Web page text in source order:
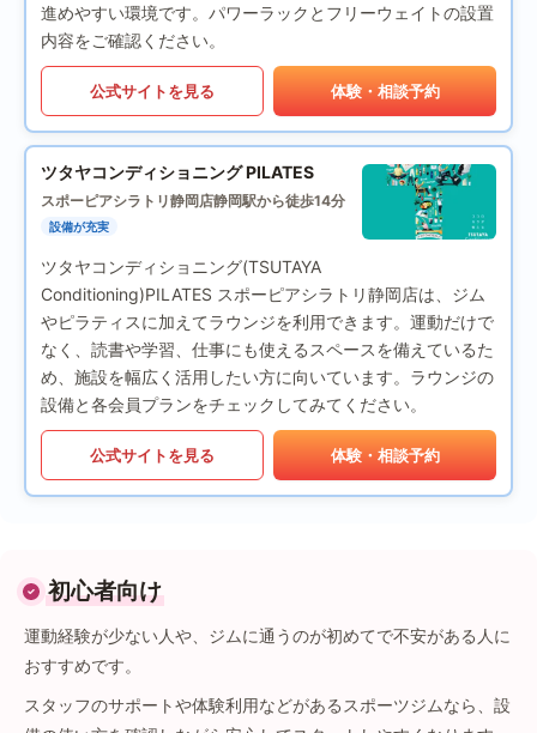
進めやすい環境です。パワーラックとフリーウェイトの設置
内容をご確認ください。
公式サイトを見る 体験・相談予約
ツタヤコンディショニング PILATES
スポーピアシラトリ静岡店静岡駅から徒歩14分
設備が充実
ツタヤコンディショニング(TSUTAYA
Conditioning)PILATES スポーピアシラトリ静岡店は、ジム
やピラティスに加えてラウンジを利用できます。運動だけで
なく、読書や学習、仕事にも使えるスペースを備えているた
め、施設を幅広く活用したい方に向いています。ラウンジの
設備と各会員プランをチェックしてみてください。
公式サイトを見る 体験・相談予約
初心者向け
運動経験が少ない人や、ジムに通うのが初めてで不安がある人に
おすすめです。
スタッフのサポートや体験利用などがあるスポーツジムなら、設